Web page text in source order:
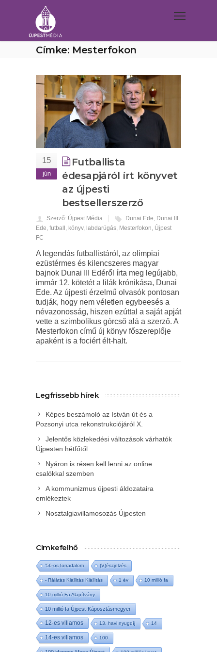
Címke: Mesterfokon
15
jún
Futballista
édesapjáról írt könyvet
az újpesti
bestsellerszerző
Szerző: Újpest Média Dunai Ede, Dunai III
Ede, futball , könyv, labdarúgás, Mesterfokon, Újpest
FC
A legendás futballistáról, az olimpiai
ezüstérmes és kilencszeres magyar
bajnok Dunai III Edéről írta meg legújabb,
immár 12. kötetét a lilák krónikása, Dunai
Ede. Az újpesti érzelmű olvasók pontosan
tudják, hogy nem véletlen egybeesés a
névazonosság, hiszen ezúttal a saját apját
vette a szimbolikus górcső alá a szerző. A
Mesterfokon című új könyv főszereplője
apaként is a fociért élt-halt.
Legfrissebb hírek
Képes beszámoló az István út és a
Pozsonyi utca rekonstrukciójáról X.
Jelentős közlekedési változások várhatók
Újpesten hétfőtől
Nyáron is résen kell lenni az online
csalókkal szemben
A kommunizmus újpesti áldozataira
emlékeztek
Nosztalgiavillamosozás Újpesten
Címkefelhő
'56-os forradalom (V)észjelzés
- Rálátás Kiállítás Kiállítás 1 év 10 millió fa
10 millió Fa Alapítvány
10 millió fa Újpest-Káposztásmegyer
12-es villamos 13. havi nyugdíj 14
14-es villamos 100